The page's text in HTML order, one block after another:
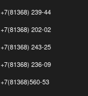
+7(81368) 239-44
+7(81368) 202-02
+7(81368) 243-25
+7(81368) 236-09
+7(81368)560-53